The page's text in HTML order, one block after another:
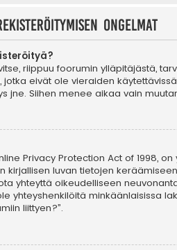
ongelmat
riippuu foorumin ylläpitäjästä,
jotka eivät ole vieraiden
jne. Siihen menee aikaa vain
Privacy Protection Act of 1998,
kirjallisen luvan tietojen
yhteyttä oikeudelliseen
yhteyshenkilöitä minkäänlaisissa
liittyen?”.